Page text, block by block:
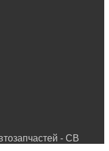
- СВ